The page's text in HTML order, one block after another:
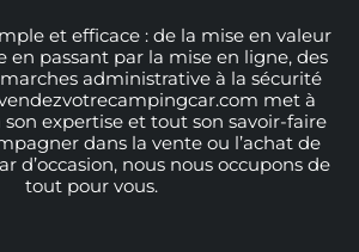
et efficace : de la mise en valeur
en passant par la mise en ligne, des
administrative à la sécurité
met à
expertise et tout son savoir-faire
dans la vente ou l’achat de
d’occasion, nous nous occupons de
tout pour vous.